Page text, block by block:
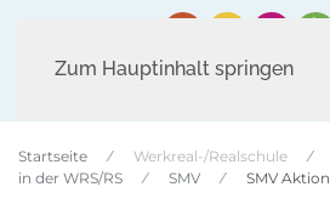
Zum Hauptinhalt springen
Startseite Werkreal-/Realschule
in der WRS/RS
SMV SMV Aktion